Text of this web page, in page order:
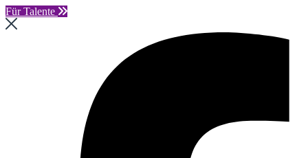
Für Talente